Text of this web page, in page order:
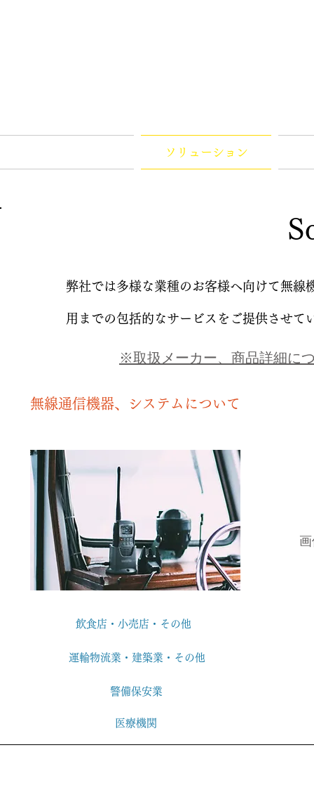
ソリューション
弊社では多様な業種のお客様へ向けて無線
用までの包括的なサービスをご提供させて
​※取扱メーカー、商品詳細に
無線通信機器、システムについて
飲食店・小売店・その他
​運輸物流業・建築業・その他
警備保安業
医療機関